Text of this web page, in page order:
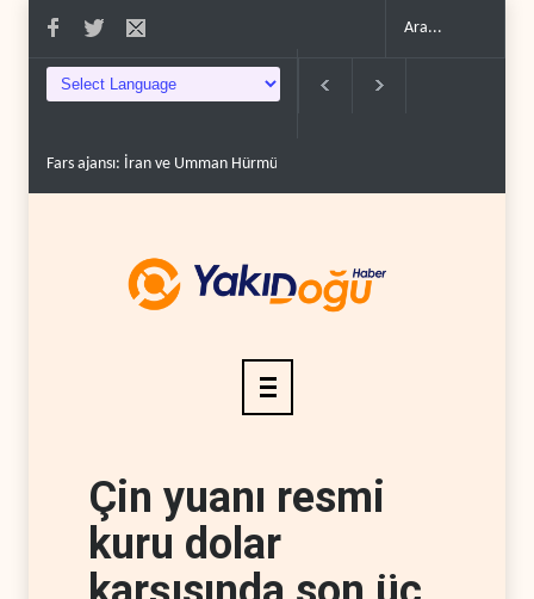
Fars ajansı: İran ve Umman Hürmüz Boğazı için geçiş..
Çin yuanı resmi
kuru dolar